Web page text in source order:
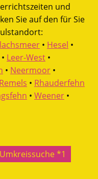
und
Sie auf den für Sie
• Hesel •
• Leer-West •
• Neermoor •
Remels • Rhauderfehn
• Weener •